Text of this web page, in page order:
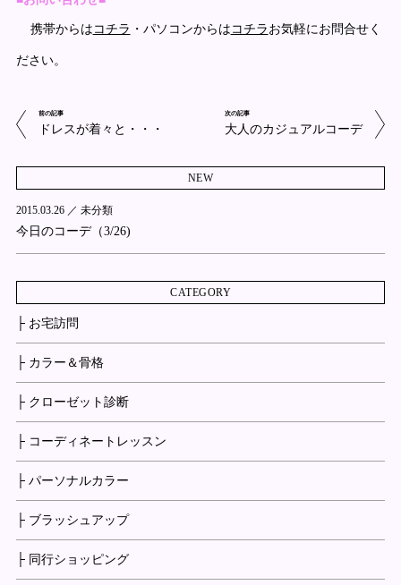
携帯からは コチラ ・パソコンからは コチラ お気軽にお問合せく
ださい。
前の記事
ドレスが着々と・・・
次の記事
大人のカジュアルコーデ
NEW
2015.03.26 ／ 未分類
今日のコーデ（3/26)
CATEGORY
├ お宅訪問
├ カラー＆骨格
├ クローゼット診断
├ コーディネートレッスン
├ パーソナルカラー
├ ブラッシュアップ
├ 同行ショッピング